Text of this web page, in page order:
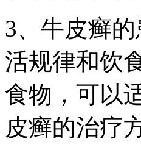
3、牛皮癣
活规律和饮
食物，可以
皮癣的治疗